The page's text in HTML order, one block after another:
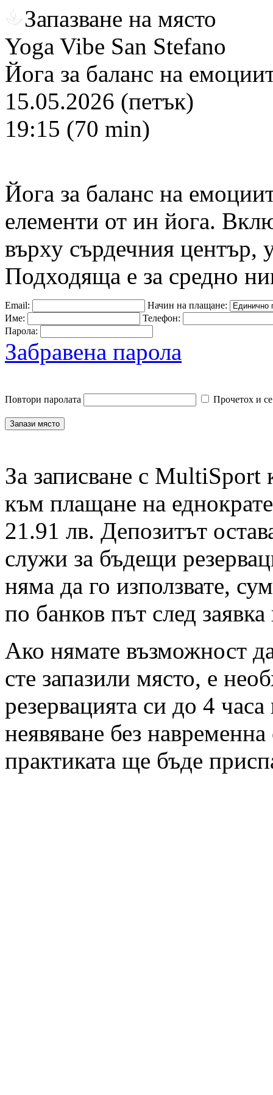
Запазване на място
Yoga Vibe San Stefano
Йога за баланс на
15.05.2026 (петък)
19:15 (70 min)
Йога за баланс на
елементи от ин йога.
върху сърдечния център,
Подходяща е за средно
Email:
Начин на плащане:
Име:
Телефон:
Парола:
Забравена парола
Повтори паролата Прочетох и
За записване с MultiSport
към плащане на
21.91 лв. Депозитът
служи за бъдещи
няма да го използвате,
по банков път след
Ако нямате възможност
сте запазили място, е
резервацията си до 4
неявяване без
практиката ще бъде